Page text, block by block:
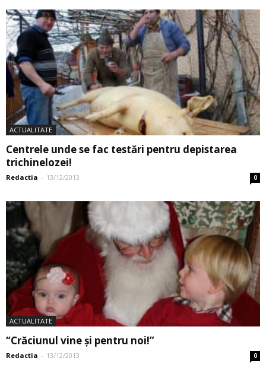
ACTUALITATE
Centrele unde se fac testări pentru depistarea
trichinelozei!
Redactia - 13/12/2013 0
ACTUALITATE
“Crăciunul vine și pentru noi!”
Redactia - 13/12/2013 0